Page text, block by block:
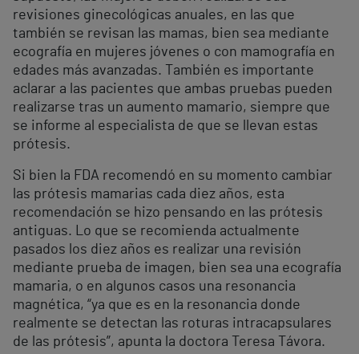
revisiones ginecológicas anuales, en las que
también se revisan las mamas, bien sea mediante
ecografía en mujeres jóvenes o con mamografía en
edades más avanzadas. También es importante
aclarar a las pacientes que ambas pruebas pueden
realizarse tras un aumento mamario, siempre que
se informe al especialista de que se llevan estas
prótesis.
Si bien la FDA recomendó en su momento cambiar
las prótesis mamarias cada diez años, esta
recomendación se hizo pensando en las prótesis
antiguas. Lo que se recomienda actualmente
pasados los diez años es realizar una revisión
mediante prueba de imagen, bien sea una ecografía
mamaria, o en algunos casos una resonancia
magnética, “ya que es en la resonancia donde
realmente se detectan las roturas intracapsulares
de las prótesis”, apunta la doctora Teresa Távora.